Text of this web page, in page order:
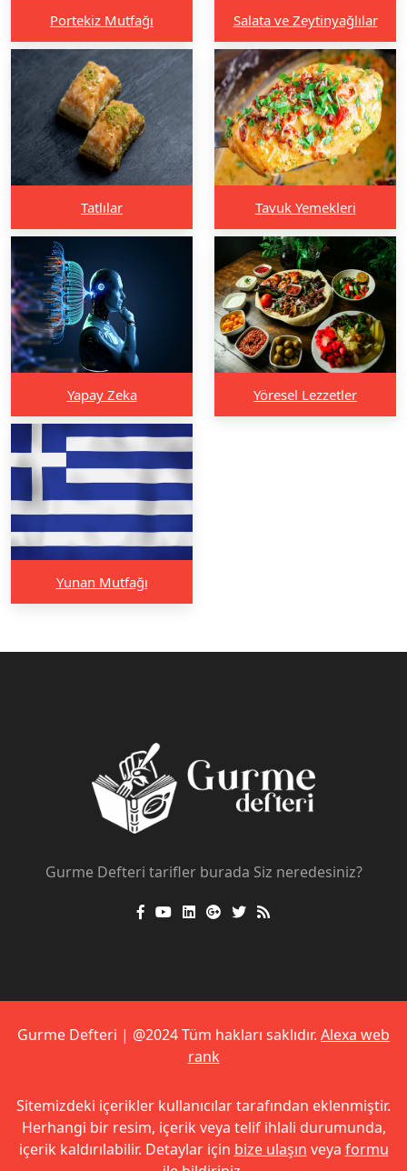
Portekiz Mutfağı Salata ve Zeytinyağlılar
Tatlılar Tavuk Yemekleri
Yapay Zeka Yöresel Lezzetler
Yunan Mutfağı
Gurme Defteri tarifler burada Siz neredesiniz?
Gurme Defteri | @2024 Tüm hakları saklıdır. Alexa web
rank
Sitemizdeki içerikler kullanıcılar tarafından eklenmiştir.
Herhangi bir resim, içerik veya telif ihlali durumunda,
içerik kaldırılabilir. Detaylar için bize ulaşın veya formu